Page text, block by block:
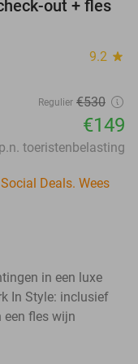
out + fles
9.2 star
Regulier €530
€149
toeristenbelasting
Deals. Wees
in een luxe
In Style: inclusief
een fles wijn